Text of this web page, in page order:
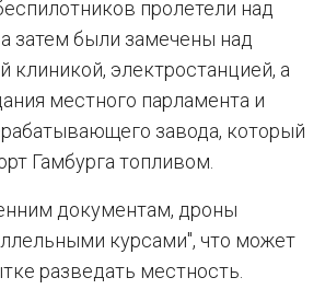
пролетели над
затем были замечены над
клиникой, электростанцией, а
местного парламента и
завода, который
Гамбурга топливом.
документам, дроны
курсами", что может
разведать местность.